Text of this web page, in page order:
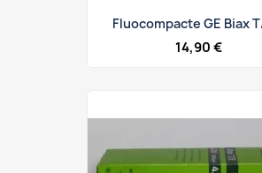
Fluocompacte GE Biax
14,90 €